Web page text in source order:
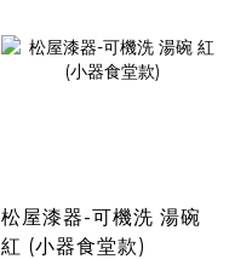
松屋漆器-可機洗 湯碗
紅 (小器食堂款)